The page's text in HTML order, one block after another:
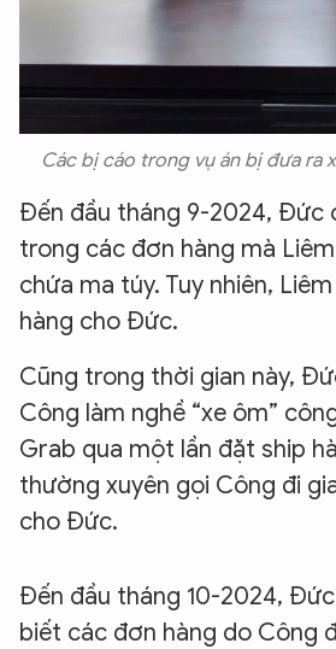
Các bị cáo trong vụ án bị đưa ra
Đến đầu tháng 9-2024, Đức
trong các đơn hàng mà
chứa ma túy. Tuy nhiên,
hàng cho Đức.
Cũng trong thời gian này,
Công làm nghề “xe ôm”
Grab qua một lần đặt ship
thường xuyên gọi Công đi
cho Đức.
Đến đầu tháng 10-2024,
biết các đơn hàng do Công